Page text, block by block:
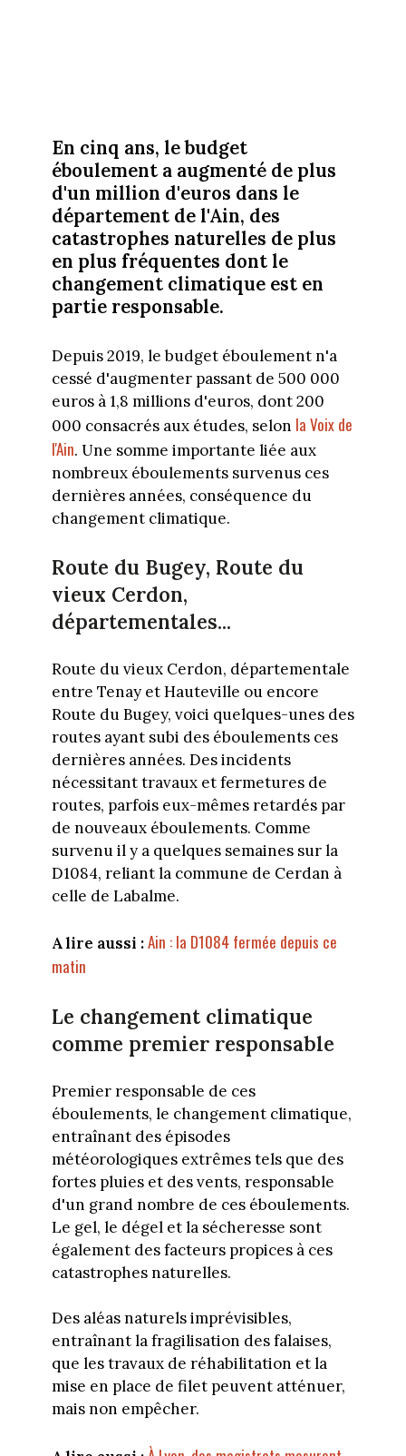
En cinq ans, le budget
éboulement a augmenté de plus
d'un million d'euros dans le
département de l'Ain, des
catastrophes naturelles de plus
en plus fréquentes dont le
changement climatique est en
partie responsable.
Depuis 2019, le budget éboulement n'a
cessé d'augmenter passant de 500 000
euros à 1,8 millions d'euros, dont 200
000 consacrés aux études, selon la Voix de
l'Ain. Une somme importante liée aux
nombreux éboulements survenus ces
dernières années, conséquence du
changement climatique.
Route du Bugey, Route du
vieux Cerdon,
départementales...
Route du vieux Cerdon, départementale
entre Tenay et Hauteville ou encore
Route du Bugey, voici quelques-unes des
routes ayant subi des éboulements ces
dernières années. Des incidents
nécessitant travaux et fermetures de
routes, parfois eux-mêmes retardés par
de nouveaux éboulements. Comme
survenu il y a quelques semaines sur la
D1084, reliant la commune de Cerdan à
celle de Labalme.
A lire aussi :Ain : la D1084 fermée depuis ce
matin
Le changement climatique
comme premier responsable
Premier responsable de ces
éboulements, le changement climatique,
entraînant des épisodes
météorologiques extrêmes tels que des
fortes pluies et des vents, responsable
d'un grand nombre de ces éboulements.
Le gel, le dégel et la sécheresse sont
également des facteurs propices à ces
catastrophes naturelles.
Des aléas naturels imprévisibles,
entraînant la fragilisation des falaises,
que les travaux de réhabilitation et la
mise en place de filet peuvent atténuer,
mais non empêcher.